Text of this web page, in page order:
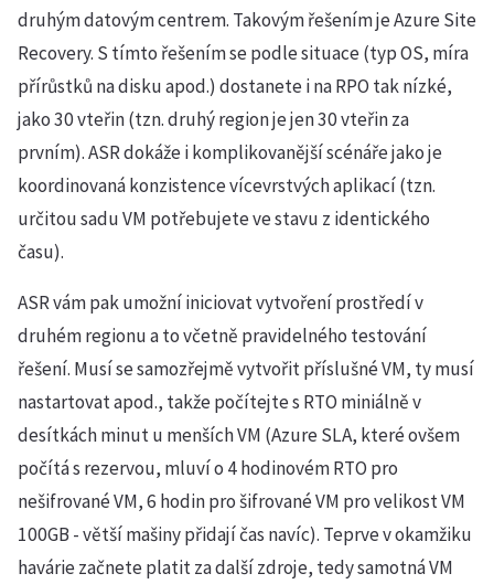
druhým datovým centrem. Takovým řešením je Azure Site
Recovery. S tímto řešením se podle situace (typ OS, míra
přírůstků na disku apod.) dostanete i na RPO tak nízké,
jako 30 vteřin (tzn. druhý region je jen 30 vteřin za
prvním). ASR dokáže i komplikovanější scénáře jako je
koordinovaná konzistence vícevrstvých aplikací (tzn.
určitou sadu VM potřebujete ve stavu z identického
času).
ASR vám pak umožní iniciovat vytvoření prostředí v
druhém regionu a to včetně pravidelného testování
řešení. Musí se samozřejmě vytvořit příslušné VM, ty musí
nastartovat apod., takže počítejte s RTO miniálně v
desítkách minut u menších VM (Azure SLA, které ovšem
počítá s rezervou, mluví o 4 hodinovém RTO pro
nešifrované VM, 6 hodin pro šifrované VM pro velikost VM
100GB - větší mašiny přidají čas navíc). Teprve v okamžiku
havárie začnete platit za další zdroje, tedy samotná VM